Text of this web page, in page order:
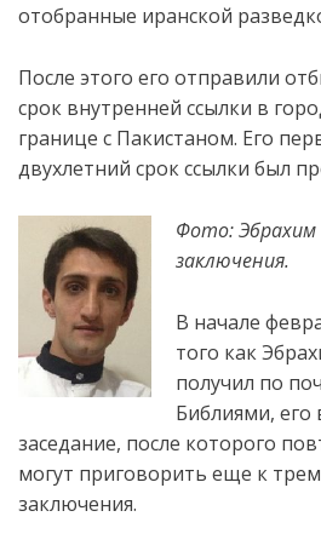
отобранные иранской
После этого его отправили
срок внутренней ссылки в
границе с Пакистаном. Его
двухлетний срок ссылки был
Фото: Эбрахим
заключения.
В начале
того как
получил по
Библиями, его
заседание, после которого
могут приговорить еще к
заключения.